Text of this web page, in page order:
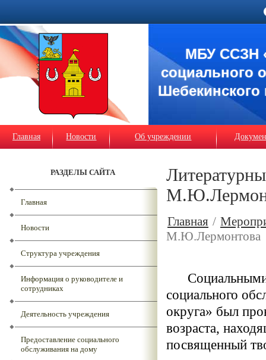
МБУ ССЗН
социального
Шебекинского
Главная Новости Об учреждении
РАЗДЕЛЫ САЙТА
Главная
Новости
Структура учреждения
Информация о руководителе и
сотрудниках
Деятельность учреждения
Предоставление социального
обслуживания на дому
Главная /
М.Ю.Лермонтова
Социальными
социального
округа» был
возраста,
посвященный